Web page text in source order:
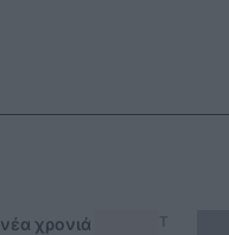
νέα χρονιά
T